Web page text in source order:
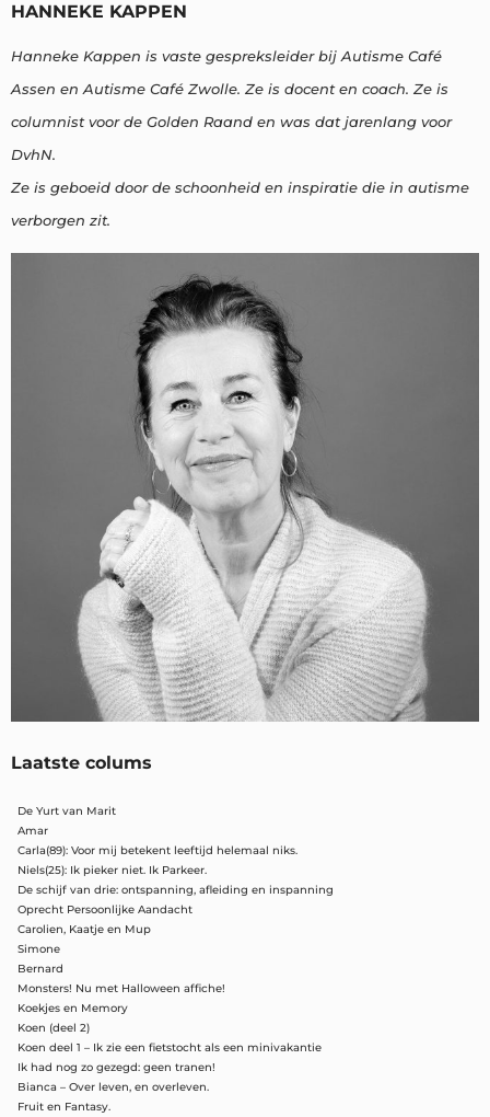
HANNEKE KAPPEN
Hanneke Kappen is vaste gespreksleider bij Autisme Café
Assen en Autisme Café Zwolle. Ze is docent en coach. Ze is
columnist voor de Golden Raand en was dat jarenlang voor
DvhN.
Ze is geboeid door de schoonheid en inspiratie die in autisme
verborgen zit.
Laatste colums
De Yurt van Marit
Amar
Carla(89): Voor mij betekent leeftijd helemaal niks.
Niels(25): Ik pieker niet. Ik Parkeer.
De schijf van drie: ontspanning, afleiding en inspanning
Oprecht Persoonlijke Aandacht
Carolien, Kaatje en Mup
Simone
Bernard
Monsters! Nu met Halloween affiche!
Koekjes en Memory
Koen (deel 2)
Koen deel 1 – Ik zie een fietstocht als een minivakantie
Ik had nog zo gezegd: geen tranen!
Bianca – Over leven, en overleven.
Fruit en Fantasy.